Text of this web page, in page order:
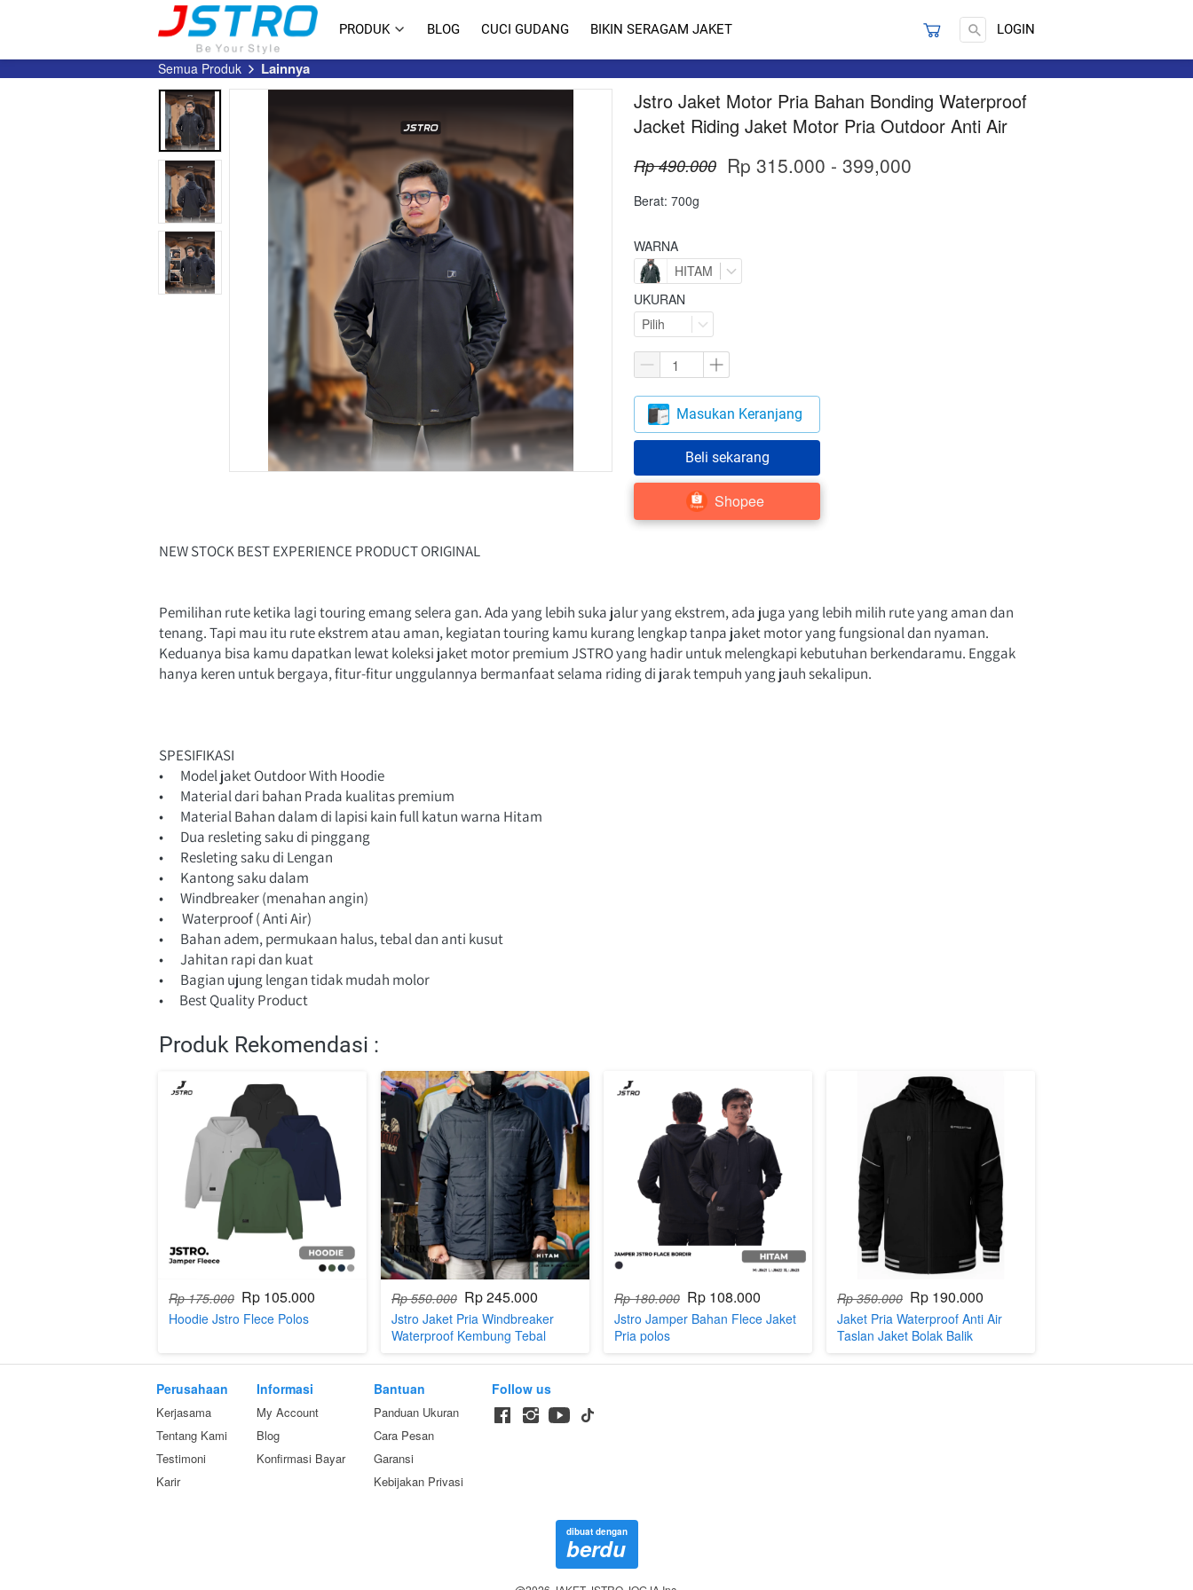
PRODUK BLOG CUCI GUDANG BIKIN SERAGAM JAKET ` Search
LOGIN
Semua Produk Lainnya
Jstro Jaket Motor Pria Bahan Bonding Waterproof
Jacket Riding Jaket Motor Pria Outdoor Anti Air
Rp 490.000 Rp 315.000 - 399,000
Berat: 700g
WARNA
HITAM
UKURAN
Pilih
` Masukan Keranjang
`Beli sekarang
` Shopee
NEW STOCK BEST EXPERIENCE PRODUCT ORIGINAL
Pemilihan rute ketika lagi touring emang selera gan. Ada yang lebih suka jalur yang ekstrem, ada juga yang lebih milih rute yang aman dan
tenang. Tapi mau itu rute ekstrem atau aman, kegiatan touring kamu kurang lengkap tanpa jaket motor yang fungsional dan nyaman.
Keduanya bisa kamu dapatkan lewat koleksi jaket motor premium JSTRO yang hadir untuk melengkapi kebutuhan berkendaramu. Enggak
hanya keren untuk bergaya, fitur-fitur unggulannya bermanfaat selama riding di jarak tempuh yang jauh sekalipun.
SPESIFIKASI
•	Model jaket Outdoor With Hoodie
•	Material dari bahan Prada kualitas premium
•	Material Bahan dalam di lapisi kain full katun warna Hitam
•	Dua resleting saku di pinggang
•	Resleting saku di Lengan
•	Kantong saku dalam
•	Windbreaker (menahan angin)
•       Waterproof ( Anti Air)
•	Bahan adem, permukaan halus, tebal dan anti kusut
•	Jahitan rapi dan kuat
•	Bagian ujung lengan tidak mudah molor
•      Best Quality Product
Produk Rekomendasi :
Rp 175.000 Rp 105.000
Hoodie Jstro Flece Polos
Rp 550.000 Rp 245.000
Jstro Jaket Pria Windbreaker
Waterproof Kembung Tebal
Rp 180.000 Rp 108.000
Jstro Jamper Bahan Flece Jaket
Pria polos
Rp 350.000 Rp 190.000
Jaket Pria Waterproof Anti Air
Taslan Jaket Bolak Balik
Perusahaan
Kerjasama
Tentang Kami
Testimoni
Karir
Informasi
My Account
Blog
Konfirmasi Bayar
Bantuan
Panduan Ukuran
Cara Pesan
Garansi
Kebijakan Privasi
Follow us
dibuat dengan
berdu